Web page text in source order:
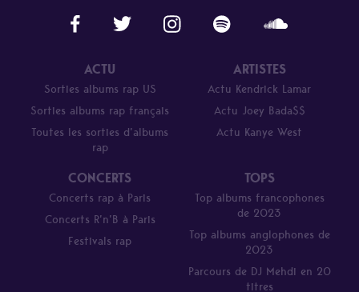
ACTU
Sorties albums rap US
Sorties albums rap français
Toutes les sorties d’albums
rap
ARTISTES
Actu Kendrick Lamar
Actu Joey Bada$$
Actu Kanye West
CONCERTS
Concerts rap à Paris
Concerts R’n’B à Paris
Festivals rap
TOPS
Top albums francophones
de 2023
Top albums anglophones de
2023
Parcours de DJ Mehdi en 20
titres